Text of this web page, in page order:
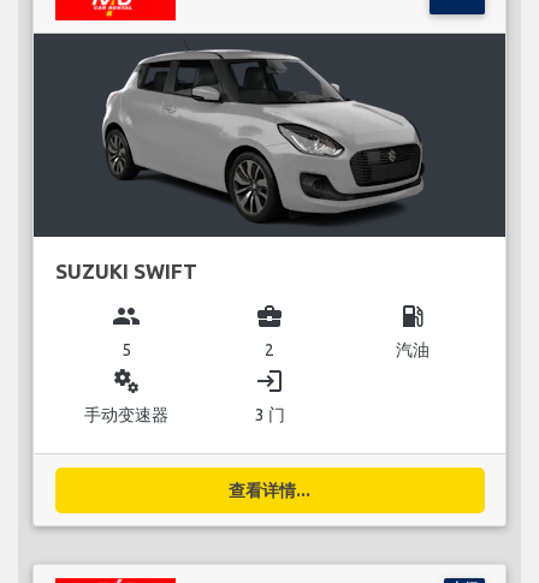
SUZUKI SWIFT
group
5
business_center
2
local_gas_station
汽油
miscellaneous_services
手动变速器
login
3 门
查看详情...